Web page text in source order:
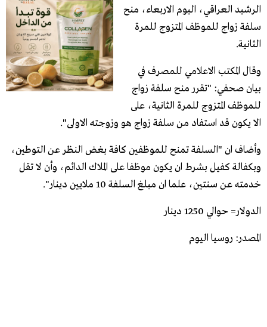
الرشيد العراقي، اليوم الاربعاء، منح
سلفة زواج للموظف المتزوج للمرة
الثانية.
وقال المكتب الاعلامي للمصرف في
بيان صحفي: "تقرر منح سلفة زواج
للموظف المتزوج للمرة الثانية، على
الا يكون قد استفاد من سلفة زواج هو وزوجته الاولى".
وأضاف ان "السلفة تمنح للموظفين كافة بغض النظر عن التوطين،
وبكفالة كفيل بشرط ان يكون موظفا على الملاك الدائم، وأن لا تقل
خدمته عن سنتين، علما ان مبلغ السلفة 10 ملايين دينار".
الدولار= حوالي 1250 دينار
المصدر: روسيا اليوم